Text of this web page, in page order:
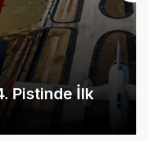
Pistinde İlk